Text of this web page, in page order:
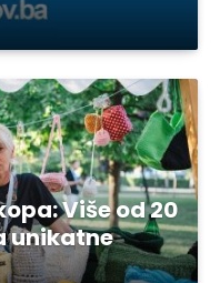
Više od 20
unikatne